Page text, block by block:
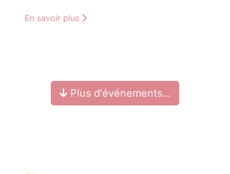
En savoir plus
Plus d'événements…